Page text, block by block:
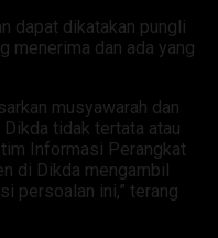
dapat dikatakan pungli
menerima dan ada yang
musyawarah dan
tidak tertata atau
Informasi Perangkat
di Dikda mengambil
persoalan ini,” terang